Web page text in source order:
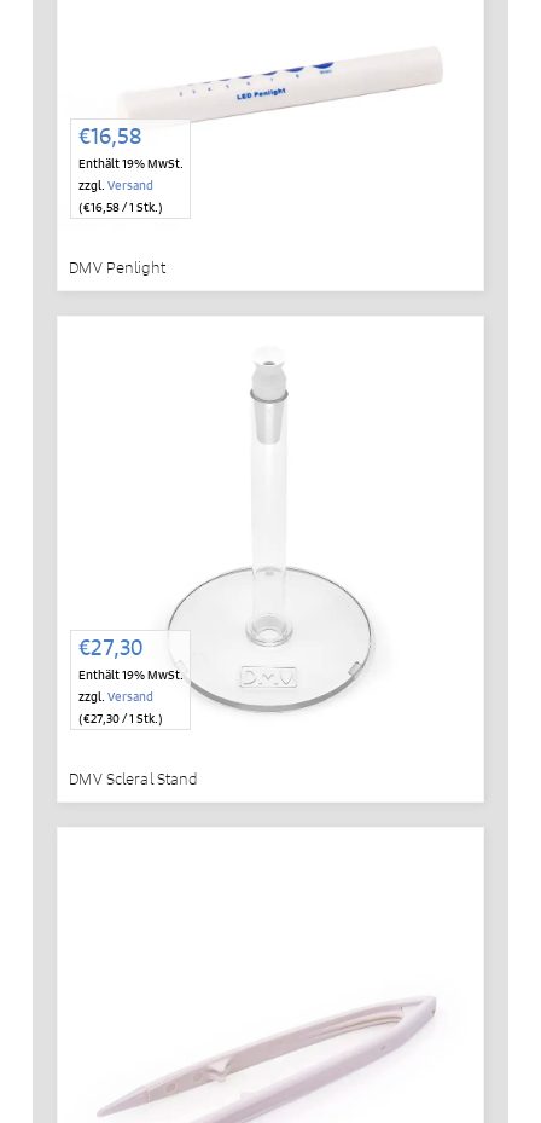
€16,58
Enthält 19% MwSt.
zzgl. Versand
(€16,58/ 1 Stk.)
DMV Penlight
€27,30
Enthält 19% MwSt.
zzgl. Versand
(€27,30/ 1 Stk.)
DMV Scleral Stand